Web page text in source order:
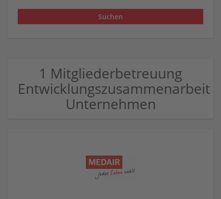
1 Mitgliederbetreuung
Entwicklungszusammenarbeit
Unternehmen